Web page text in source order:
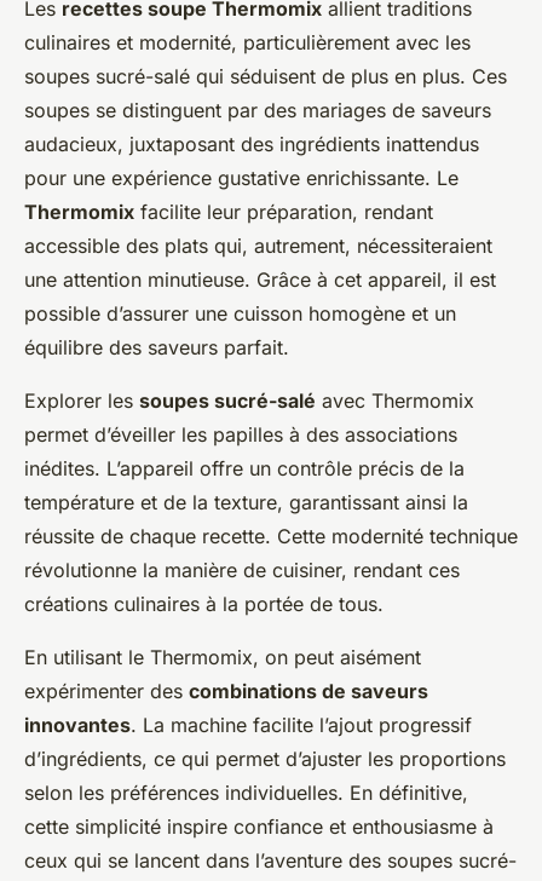
Les recettes soupe Thermomix allient traditions
culinaires et modernité, particulièrement avec les
soupes sucré-salé qui séduisent de plus en plus. Ces
soupes se distinguent par des mariages de saveurs
audacieux, juxtaposant des ingrédients inattendus
pour une expérience gustative enrichissante. Le
Thermomix facilite leur préparation, rendant
accessible des plats qui, autrement, nécessiteraient
une attention minutieuse. Grâce à cet appareil, il est
possible d’assurer une cuisson homogène et un
équilibre des saveurs parfait.
Explorer les soupes sucré-salé avec Thermomix
permet d’éveiller les papilles à des associations
inédites. L’appareil offre un contrôle précis de la
température et de la texture, garantissant ainsi la
réussite de chaque recette. Cette modernité technique
révolutionne la manière de cuisiner, rendant ces
créations culinaires à la portée de tous.
En utilisant le Thermomix, on peut aisément
expérimenter des combinations de saveurs
innovantes. La machine facilite l’ajout progressif
d’ingrédients, ce qui permet d’ajuster les proportions
selon les préférences individuelles. En définitive,
cette simplicité inspire confiance et enthousiasme à
ceux qui se lancent dans l’aventure des soupes sucré-